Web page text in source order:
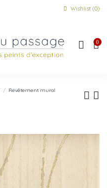
Wishlist (0)
0
Revêtement mural